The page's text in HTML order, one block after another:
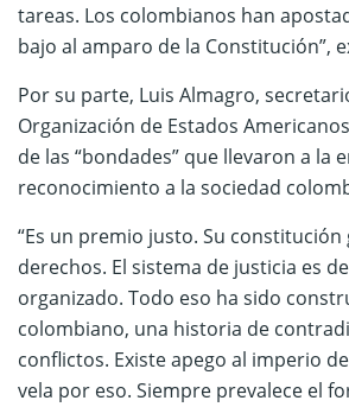
tareas. Los colombianos han
bajo al amparo de la Constitución”,
Por su parte, Luis Almagro,
Organización de Estados
de las “bondades” que llevaron a la
reconocimiento a la sociedad
“Es un premio justo. Su
derechos. El sistema de justicia es
organizado. Todo eso ha sido
colombiano, una historia de
conflictos. Existe apego al imperio
vela por eso. Siempre prevalece el